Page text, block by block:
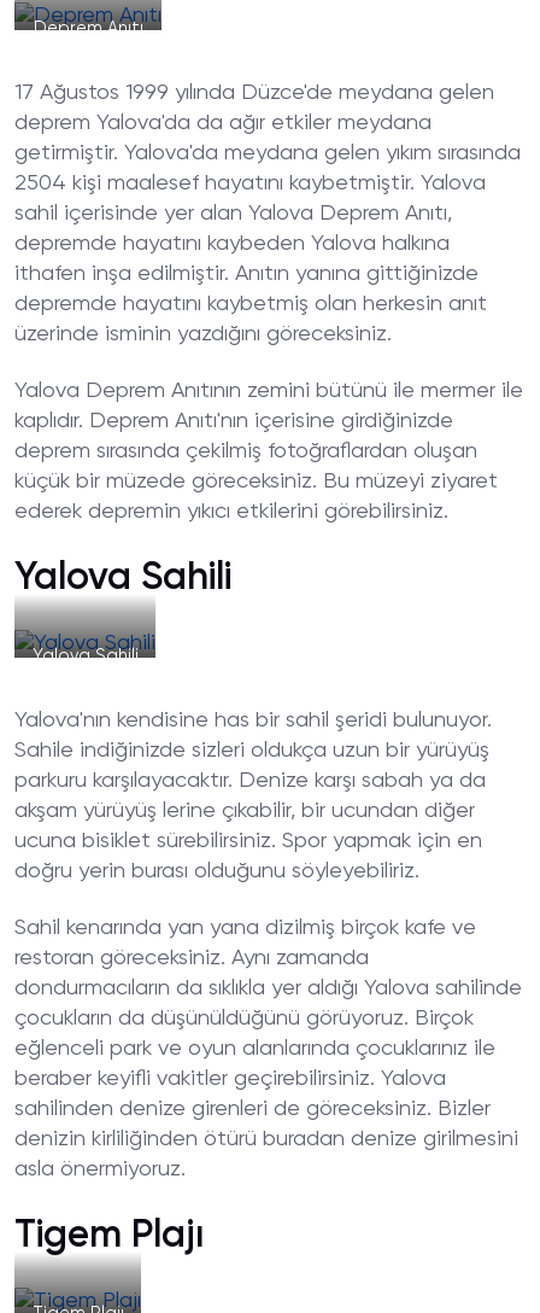
Deprem Anıtı
17 Ağustos 1999 yılında Düzce'de meydana gelen
deprem Yalova'da da ağır etkiler meydana
getirmiştir. Yalova'da meydana gelen yıkım sırasında
2504 kişi maalesef hayatını kaybetmiştir. Yalova
sahil içerisinde yer alan Yalova Deprem Anıtı,
depremde hayatını kaybeden Yalova halkına
ithafen inşa edilmiştir. Anıtın yanına gittiğinizde
depremde hayatını kaybetmiş olan herkesin anıt
üzerinde isminin yazdığını göreceksiniz.
Yalova Deprem Anıtının zemini bütünü ile mermer ile
kaplıdır. Deprem Anıtı'nın içerisine girdiğinizde
deprem sırasında çekilmiş fotoğraflardan oluşan
küçük bir müzede göreceksiniz. Bu müzeyi ziyaret
ederek depremin yıkıcı etkilerini görebilirsiniz.
Yalova Sahili
Yalova Sahili
Yalova'nın kendisine has bir sahil şeridi bulunuyor.
Sahile indiğinizde sizleri oldukça uzun bir yürüyüş
parkuru karşılayacaktır. Denize karşı sabah ya da
akşam yürüyüş lerine çıkabilir, bir ucundan diğer
ucuna bisiklet sürebilirsiniz. Spor yapmak için en
doğru yerin burası olduğunu söyleyebiliriz.
Sahil kenarında yan yana dizilmiş birçok kafe ve
restoran göreceksiniz. Aynı zamanda
dondurmacıların da sıklıkla yer aldığı Yalova sahilinde
çocukların da düşünüldüğünü görüyoruz. Birçok
eğlenceli park ve oyun alanlarında çocuklarınız ile
beraber keyifli vakitler geçirebilirsiniz. Yalova
sahilinden denize girenleri de göreceksiniz. Bizler
denizin kirliliğinden ötürü buradan denize girilmesini
asla önermiyoruz.
Tigem Plajı